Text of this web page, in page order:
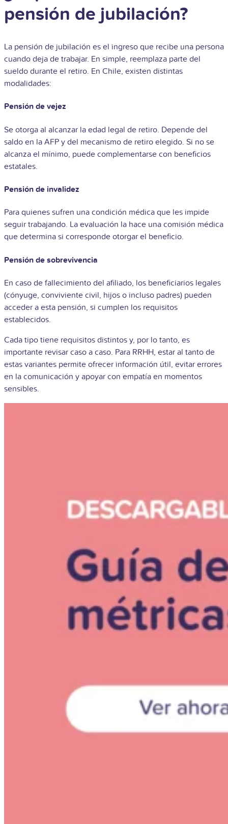
pensión de jubilación?
La pensión de jubilación es el ingreso que recibe una persona
cuando deja de trabajar. En simple, reemplaza parte del
sueldo durante el retiro. En Chile, existen distintas
modalidades:
Pensión de vejez
Se otorga al alcanzar la edad legal de retiro. Depende del
saldo en la AFP y del mecanismo de retiro elegido. Si no se
alcanza el mínimo, puede complementarse con beneficios
estatales.
Pensión de invalidez
Para quienes sufren una condición médica que les impide
seguir trabajando. La evaluación la hace una comisión médica
que determina si corresponde otorgar el beneficio.
Pensión de sobrevivencia
En caso de fallecimiento del afiliado, los beneficiarios legales
(cónyuge, conviviente civil, hijos o incluso padres) pueden
acceder a esta pensión, si cumplen los requisitos
establecidos.
Cada tipo tiene requisitos distintos y, por lo tanto, es
importante revisar caso a caso. Para RRHH, estar al tanto de
estas variantes permite ofrecer información útil, evitar errores
en la comunicación y apoyar con empatía en momentos
sensibles.